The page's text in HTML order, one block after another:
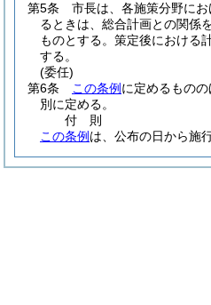
第5条
市長は、各施策分野に
るときは、総合計画との関係
ものとする。 策定後における
する。
(委任)
第6条
この条例 に定めるもの
別に定める。
付 則
この条例 は、公布の日から施